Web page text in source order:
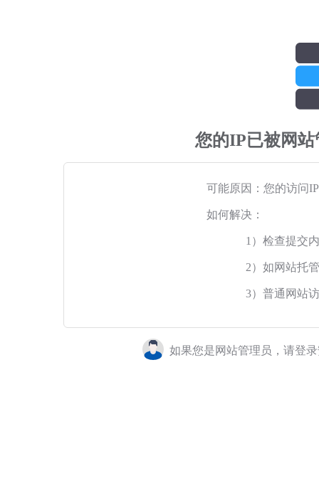
您的IP已被网
可能原因：您的访问
如何解决：
1）检查提交
2）如网站托
3）普通网站
如果您是网站管理员，请登